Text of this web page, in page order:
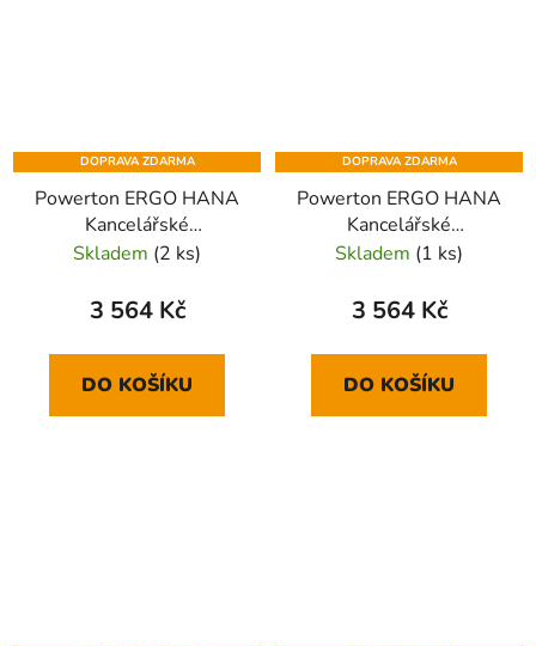
DOPRAVA ZDARMA
Powerton ERGO HANA
Kancelářské
ergonomické křeslo,
Skladem (2 ks)
3 564 Kč
DO KOŠÍKU
DOPRAVA ZDARMA
Powerton ERGO HANA
Kancelářské
ergonomické křeslo,
Skladem (1 ks)
3 564 Kč
DO KOŠÍKU